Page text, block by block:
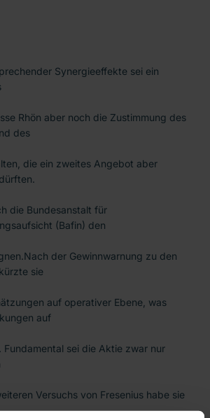
Synergieeffekte sei ein
Rhön aber noch die Zustimmung des
des
die ein zweites Angebot aber
die Bundesanstalt für
(Bafin) den
der Gewinnwarnung zu den
sie
auf operativer Ebene, was
auf
Fundamental sei die Aktie zwar nur
Versuchs von Fresenius habe sie